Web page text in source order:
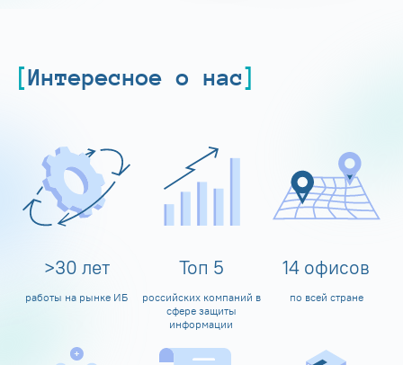
Интересное о нас
>30 лет
работы на рынке ИБ
Топ 5
российских компаний в
сфере защиты
информации
14 офисов
по всей стране